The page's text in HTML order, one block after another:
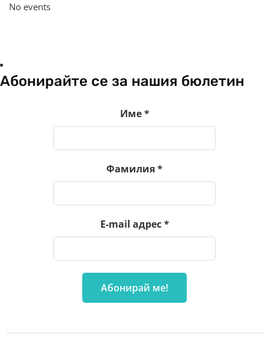
No events
Абонирайте се за нашия бюлетин
Име*
Фамилия*
E-mail адрес*